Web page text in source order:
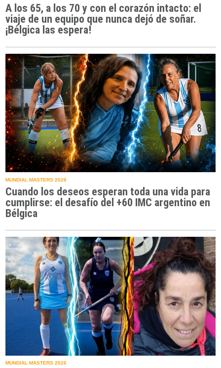
A los 65, a los 70 y con el corazón intacto: el
viaje de un equipo que nunca dejó de soñar.
¡Bélgica las espera!
MUNDIAL MASTERS 2026
Cuando los deseos esperan toda una vida para
cumplirse: el desafío del +60 IMC argentino en
Bélgica
MUNDIAL MASTERS 2026